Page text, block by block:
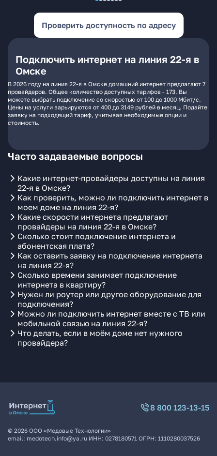
Проверить доступность по адресу
Подключить интернет на линия 22-я в
Омске
В 2026 году на линия 22-я в Омске домашний интернет предлагают 7
провайдеров. Общее количество доступных тарифов - 173. Вы
можете выбрать подключение со скоростью от 100 до 1000 Мбит/с.
Цены на услуги варьируются от 400 до 3149 рублей в месяц. Подайте
заявку на подходящий тариф, учитывая необходимые опции и
стоимость.
Часто задаваемые вопросы
Какие интернет-провайдеры доступны на линия
22-я в Омске?
Как проверить, можно ли подключить интернет в
моем доме на линия 22-я?
Какие скорости интернета предлагают
провайдеры на линия 22-я в Омске?
Сколько стоит подключение интернета и
абонентская плата?
Как оставить заявку на подключение интернета
на линия 22-я?
Сколько времени занимает подключение
интернета в квартиру?
Нужен ли роутер или другое оборудование для
подключения?
Можно ли подключить интернет вместе с ТВ или
мобильной связью на линия 22-я?
Что делать, если в моём доме нет нужного
провайдера?
8 800 123-13-15
© 2026 ООО «Медовые Технологии»
email: medotech.info@ya.ru ИНН: 0278180571 ОГРН: 1110280037526